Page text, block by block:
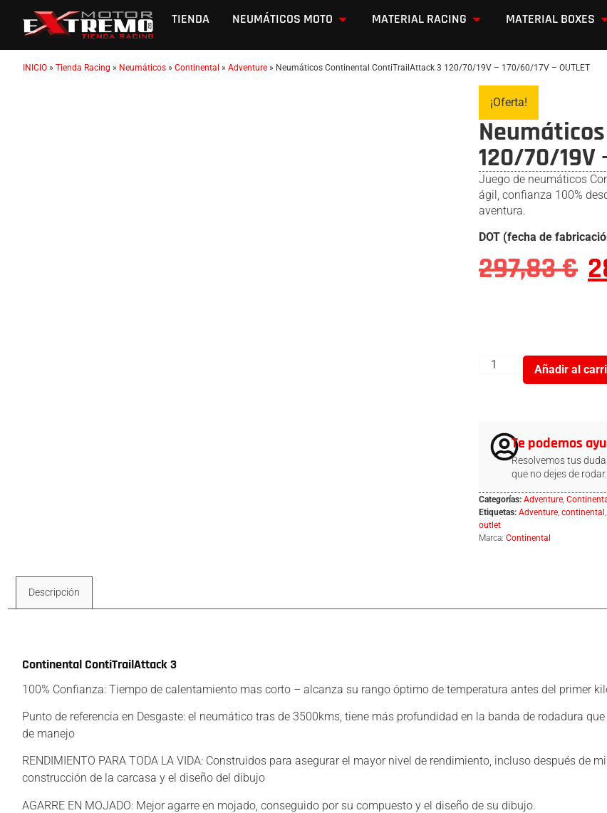
TIENDA NEUMÁTICOS MOTO MATERIAL RACING MATERIAL BOXES
INICIO » Tienda Racing » Neumáticos » Continental » Adventure » Neumáticos Continental ContiTrailAttack 3 120/70/19V – 170/60/17V – OUTLET
¡Oferta!
120/70/19V
Juego de neumáticos
ágil, confianza 100%
aventura.
DOT (fecha de
297,83€
Añadir al
Te podemos
Resolvemos tus
que no dejes de rodar.
Categorías: Adventure,
Etiquetas: Adventure, continental ,
outlet
Marca: Continental
Descripción
Continental ContiTrailAttack 3
100% Confianza: Tiempo de calentamiento mas corto – alcanza su rango óptimo de temperatura antes del primer
Punto de referencia en Desgaste: el neumático tras de 3500kms, tiene más profundidad en la banda de rodadura
de manejo
RENDIMIENTO PARA TODA LA VIDA: Construidos para asegurar el mayor nivel de rendimiento, incluso después de
construcción de la carcasa y el diseño del dibujo
AGARRE EN MOJADO: Mejor agarre en mojado, conseguido por su compuesto y el diseño de su dibujo.